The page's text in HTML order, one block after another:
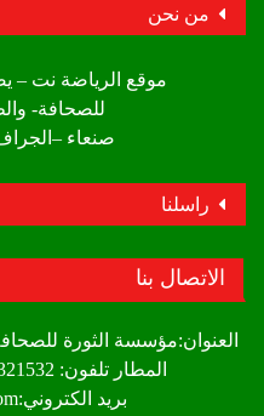
من نحن
موقع الرياضة نت –
للصحافة-
صنعاء
راسلنا
الاتصال بنا
العنوان:مؤسسة الثورة
المطار تلفون: 321532 - 01 هاتف:777228802
بريد الكتروني:alrryada@gmail.com